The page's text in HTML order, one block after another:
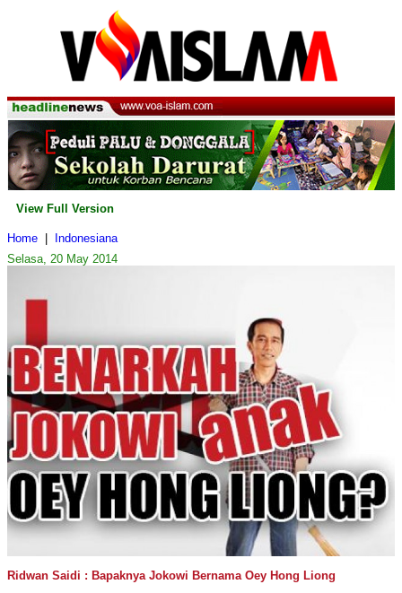
View Full Version
Home
Indonesiana
Selasa, 20 May 2014
Ridwan Saidi : Bapaknya Jokowi Bernama Oey Hong Liong